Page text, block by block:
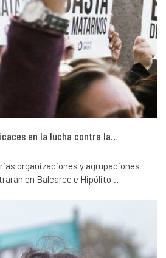
en la lucha contra la…
organizaciones y agrupaciones
en Balcarce e Hipólito…